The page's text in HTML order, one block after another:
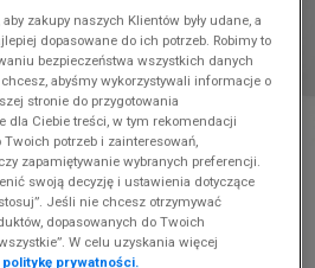
zakupy naszych Klientów były udane, a
dopasowane do ich potrzeb. Robimy to
bezpieczeństwa wszystkich danych
abyśmy wykorzystywali informacje o
stronie do przygotowania
dla Ciebie treści, w tym rekomendacji
potrzeb i zainteresowań,
zapamiętywanie wybranych preferencji.
swoją decyzję i ustawienia dotyczące
Jeśli nie chcesz otrzymywać
dopasowanych do Twoich
W celu uzyskania więcej
politykę prywatności.